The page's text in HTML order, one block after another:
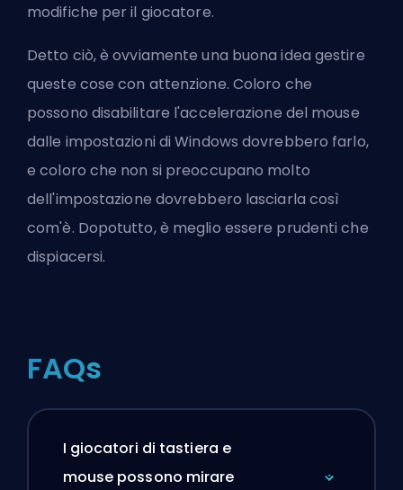
modifiche per il giocatore.
Detto ciò, è ovviamente una buona idea gestire
queste cose con attenzione. Coloro che
possono disabilitare l'accelerazione del mouse
dalle impostazioni di Windows dovrebbero farlo,
e coloro che non si preoccupano molto
dell'impostazione dovrebbero lasciarla così
com'è. Dopotutto, è meglio essere prudenti che
dispiacersi.
FAQs
I giocatori di tastiera e
mouse possono mirare